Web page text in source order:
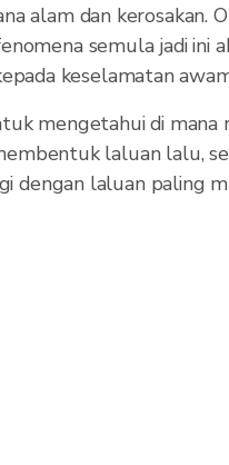
alam dan kerosakan.
semula jadi ini
keselamatan
mengetahui di mana
laluan lalu,
dengan laluan paling